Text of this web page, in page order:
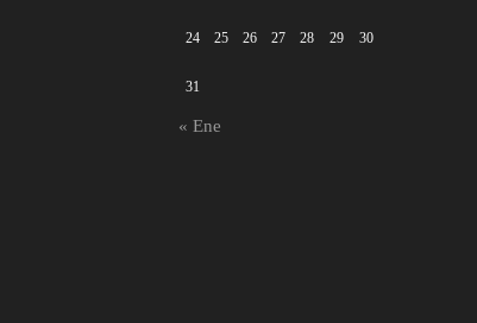
24 25 26 27 28 29 30
31
« Ene